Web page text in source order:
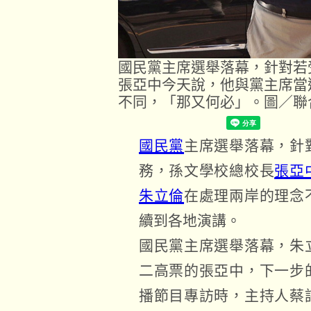
國民黨主席選舉落幕，針對
張亞中今天說，他與黨主席
不同，「那又何必」。圖／
國民黨主席選舉落幕，針
務，孫文學校總校長張亞
朱立倫在處理兩岸的理念
續到各地演講。
國民黨主席選舉落幕，
二高票的張亞中，下一
播節目專訪時，主持人蔡